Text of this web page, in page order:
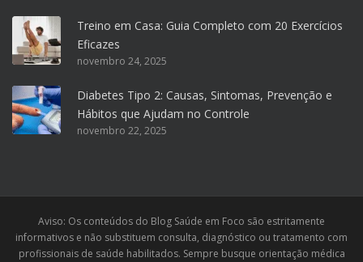
Treino em Casa: Guia Completo com 20 Exercícios
Eficazes
novembro 24, 2025
Diabetes Tipo 2: Causas, Sintomas, Prevenção e
Hábitos que Ajudam no Controle
novembro 22, 2025
Aviso: Os conteúdos do Blog Saúde em Foco são estritamente
informativos e não substituem consulta, diagnóstico ou tratamento com
profissionais de saúde habilitados. Sempre busque orientação médica